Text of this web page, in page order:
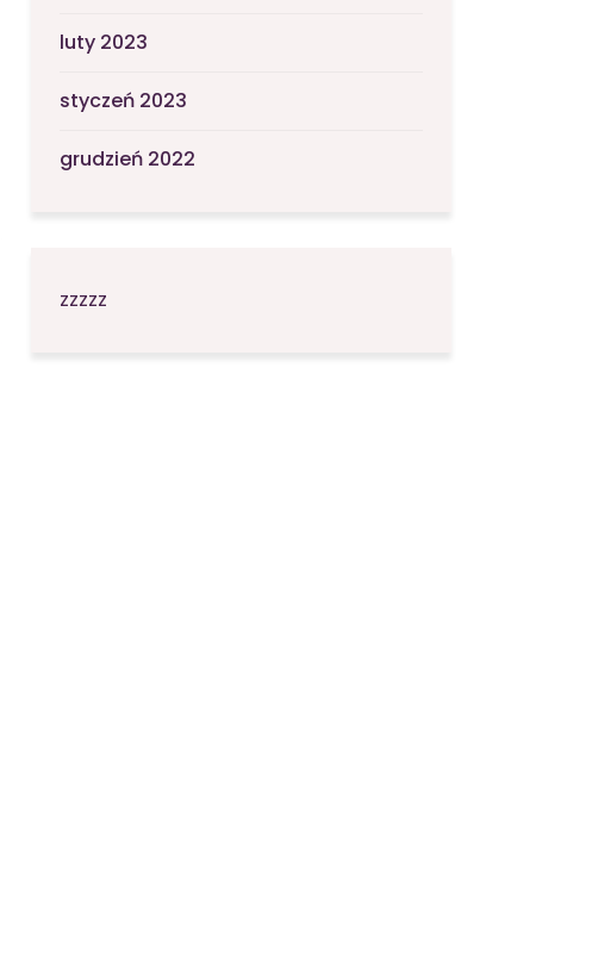
luty 2023
styczeń 2023
grudzień 2022
zzzzz